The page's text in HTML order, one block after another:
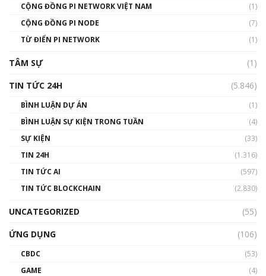
Talkshow 14: MemeCoin – Trò đùa tỷ đô
01:29:26
CỘNG ĐỒNG PI NETWORK VIỆT NAM
(1)
CỘNG ĐỒNG PI NODE
(7)
TỪ ĐIỂN PI NETWORK
(1)
TÂM SỰ
(1)
TIN TỨC 24H
(5.846)
BÌNH LUẬN DỰ ÁN
(1)
BÌNH LUẬN SỰ KIỆN TRONG TUẦN
(4)
SỰ KIỆN
(33)
TIN 24H
(1.316)
TIN TỨC AI
(597)
TIN TỨC BLOCKCHAIN
(2.830)
UNCATEGORIZED
(55)
ỨNG DỤNG
(106)
CBDC
(53)
GAME
(4)